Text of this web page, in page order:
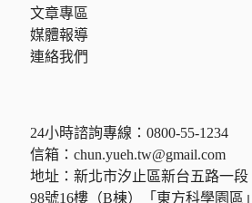
文章專區
媒體報導
連絡我們
24小時諮詢專線： 0800-55-1234
信箱： chun.yueh.tw@gmail.com
地址：新北市汐止區新台五路一段
98號16樓（B棟）「東方科學園區」